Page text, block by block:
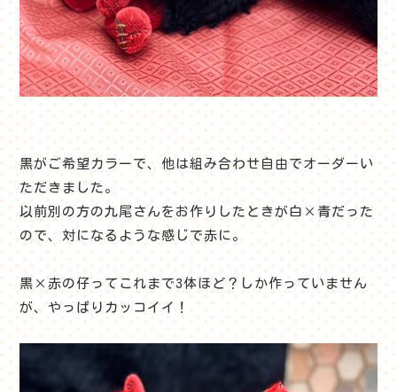
黒がご希望カラーで、他は組み合わせ自由でオーダーい
ただきました。
以前別の方の九尾さんをお作りしたときが白×青だった
ので、対になるような感じで赤に。
黒×赤の仔ってこれまで3体ほど？しか作っていません
が、やっぱりカッコイイ！